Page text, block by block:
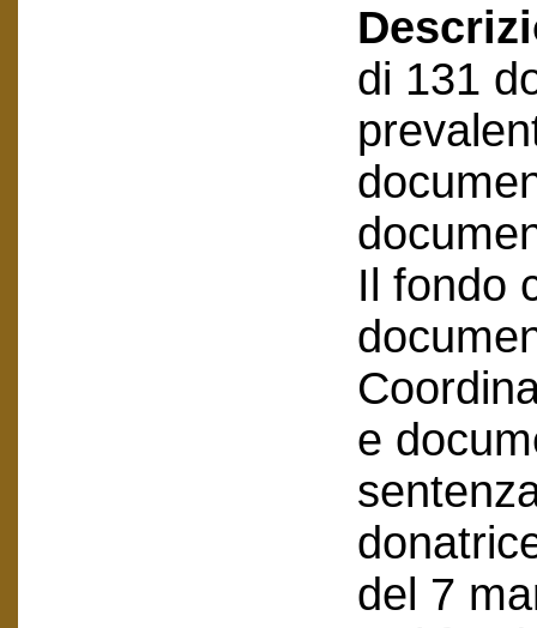
di 131
Il fondo
e
del 7